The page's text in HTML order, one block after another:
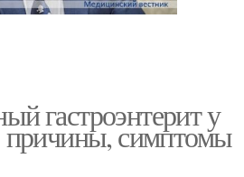
гастроэнтерит у
причины, симптомы